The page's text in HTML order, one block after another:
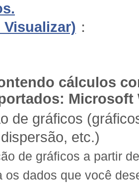
Visualizar) ：
cálculos
Microsoft
de gráficos
etc.)
de gráficos a partir
os dados que você